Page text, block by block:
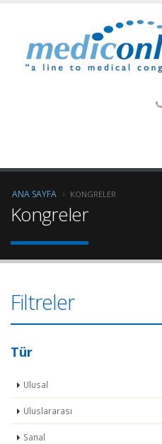
ANA SAYFA KONGRELER
Kongreler
Filtreler
Tür
Ulusal
Uluslararası
Sanal